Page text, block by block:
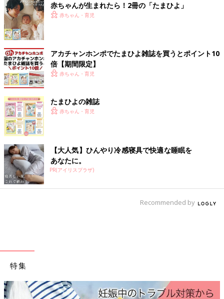
赤ちゃんが生まれたら！2冊の「たまひよ」
赤ちゃん・育児
アカチャンホンポでたまひよ雑誌を買うとポイント10
倍【期間限定】
赤ちゃん・育児
たまひよの雑誌
赤ちゃん・育児
【大人気】ひんやり冷感寝具で快適な睡眠を
あなたに。
PR(アイリスプラザ)
Recommended by
特集